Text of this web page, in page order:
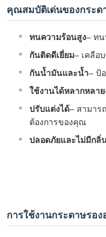
คุณสมบัติเด่นของกระด
ทนความร้อนสูง– ทน
กันติดดีเยี่ยม– เคลือ
กันน้ำมันและน้ำ– ป้
ใช้งานได้หลากหลาย
ปรับแต่งได้– สามาร
ต้องการของคุณ
ปลอดภัยและไม่มีกลิ่
การใช้งานกระดาษรอง